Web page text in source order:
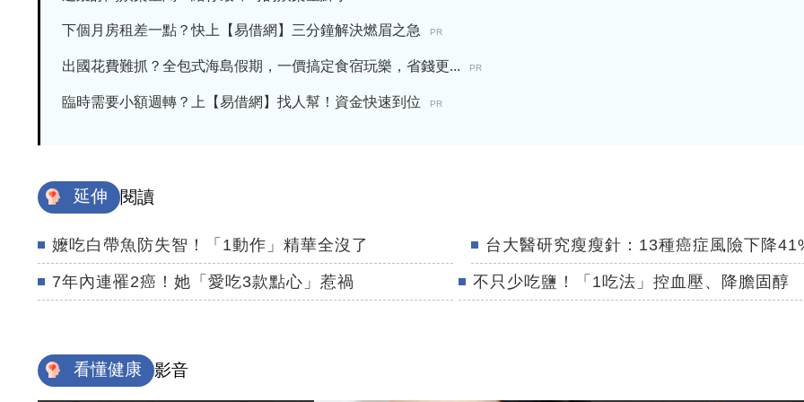
下個月房租差一點？快上【易借網】三分鐘解決燃眉之急 PR
出國花費難抓？全包式海島假期，一價搞定食宿玩樂，省錢更... PR
臨時需要小額週轉？上【易借網】找人幫！資金快速到位 PR
延伸 閱讀
嬤吃白帶魚防失智！「1動作」精華全沒了 台大醫研究瘦瘦針：13種癌症風險下降
7年內連罹2癌！她「愛吃3款點心」惹禍 不只少吃鹽！「1吃法」控血壓、降膽固醇
看懂健康 影音